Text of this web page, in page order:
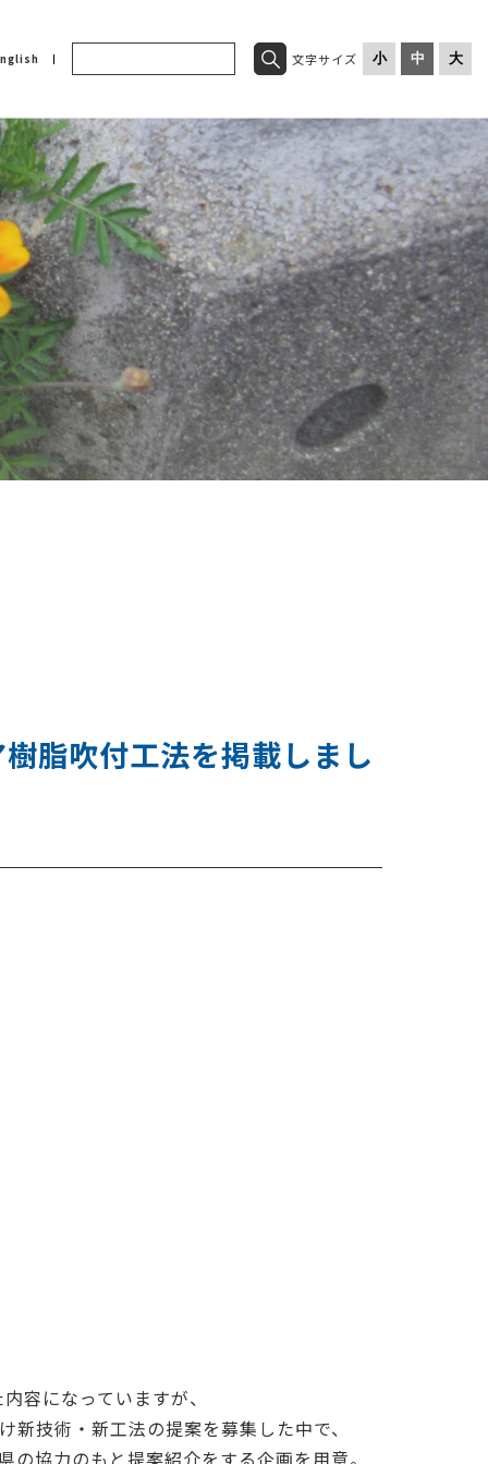
文字サイズ 小 中 大
脂吹付工法を掲載しまし
容になっていますが、
技術・新工法の提案を募集した中で、
協力のもと提案紹介をする企画を用意。